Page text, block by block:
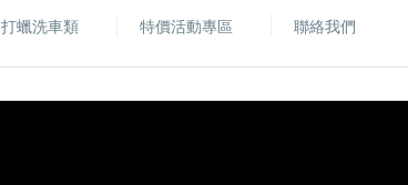
打蠟洗車類 特價活動專區 聯絡我們